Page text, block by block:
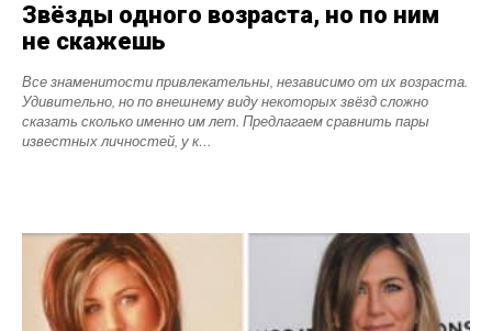
Звёзды одного возраста, но по ним
не скажешь
Все знаменитости привлекательны, независимо от их возраста.
Удивительно, но по внешнему виду некоторых звёзд сложно
сказать сколько именно им лет. Предлагаем сравнить пары
известных личностей, у к…